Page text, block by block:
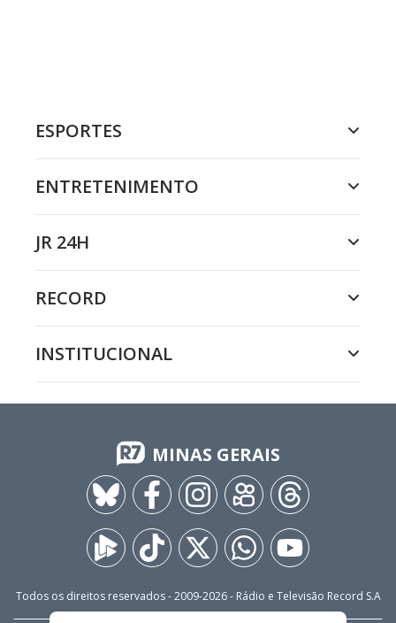
ESPORTES
ENTRETENIMENTO
JR 24H
RECORD
INSTITUCIONAL
MINAS GERAIS
Todos os direitos reservados - 2009-2026- Rádio e Televisão Record S.A